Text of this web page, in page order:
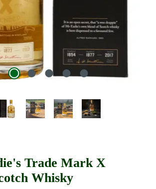
Trade Mark X
Whisky